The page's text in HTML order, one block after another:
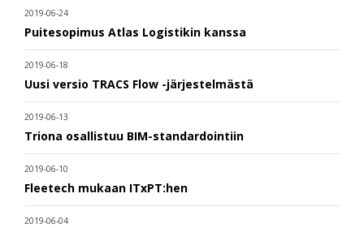
2019-06-24
Puitesopimus Atlas Logistikin kanssa
2019-06-18
Uusi versio TRACS Flow -järjestelmästä
2019-06-13
Triona osallistuu BIM-standardointiin
2019-06-10
Fleetech mukaan ITxPT:hen
2019-06-04